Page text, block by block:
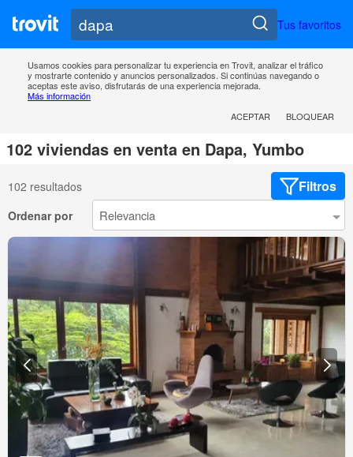
Tus favoritos
Usamos cookies para personalizar tu experiencia en Trovit, analizar el tráfico
y mostrarte contenido y anuncios personalizados. Si continúas navegando o
aceptas este aviso, disfrutarás de una experiencia mejorada.
Más información
ACEPTAR
BLOQUEAR
102 viviendas en venta en Dapa, Yumbo
102 resultados Filtros
Ordenar por